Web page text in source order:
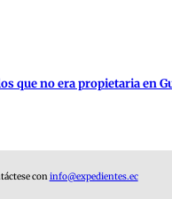
que no era propietaria en
coninfo@expedientes.ec